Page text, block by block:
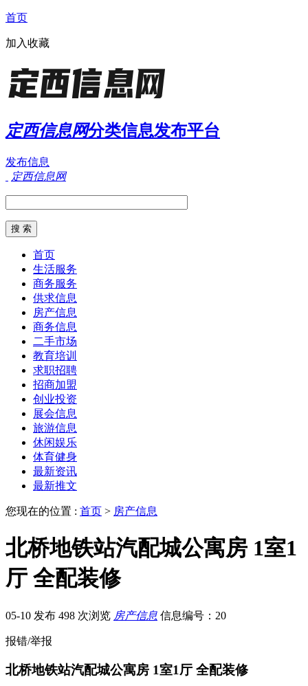
首页
加入收藏
定西信息网分类信息发布平台
发布信息
定西信息网
首页
生活服务
商务服务
供求信息
房产信息
商务信息
二手市场
教育培训
求职招聘
招商加盟
创业投资
展会信息
旅游信息
休闲娱乐
体育健身
最新资讯
最新推文
您现在的位置 : 首页 > 房产信息
北桥地铁站汽配城公寓房 1室1
厅 全配装修
05-10 发布 498 次浏览 房产信息 信息编号：20
报错/举报
北桥地铁站汽配城公寓房 1室1厅 全配装修